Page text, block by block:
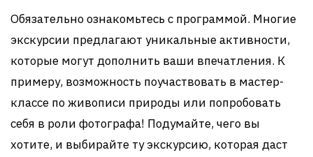
Обязательно ознакомьтесь с программой. Многие
экскурсии предлагают уникальные активности,
которые могут дополнить ваши впечатления. К
примеру, возможность поучаствовать в мастер-
классе по живописи природы или попробовать
себя в роли фотографа! Подумайте, чего вы
хотите, и выбирайте ту экскурсию, которая даст